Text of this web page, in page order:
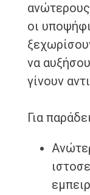
οι
να
γίνουν
Για